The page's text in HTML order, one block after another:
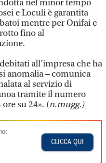
nel minor tempo
e Loculi è garantita
mentre per Onifai e
fino al
all’impresa che ha
anomalia – comunica
al servizio di
tramite il numero
su 24». (n.mugg.)
CLICCA QUI